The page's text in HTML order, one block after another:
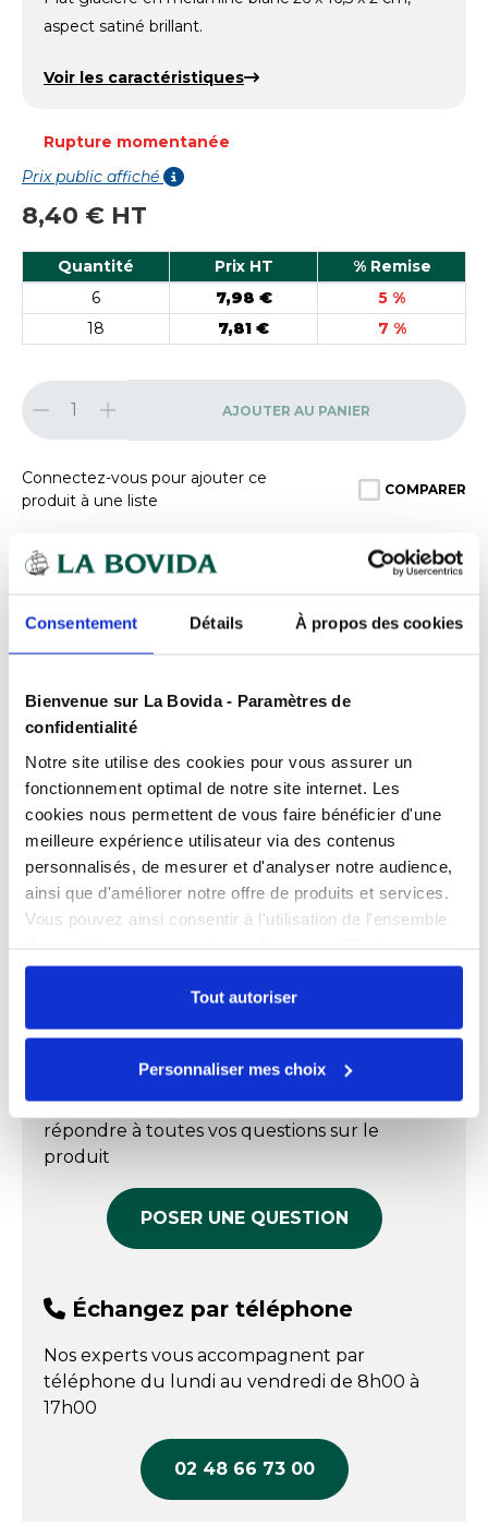
Consentement Détails À propos des cookies
Bienvenue sur La Bovida - Paramètres de
confidentialité
Notre site utilise des cookies pour vous assurer un
fonctionnement optimal de notre site internet. Les
cookies nous permettent de vous faire bénéficier d'une
meilleure expérience utilisateur via des contenus
personnalisés, de mesurer et d'analyser notre audience,
ainsi que d'améliorer notre offre de produits et services.
Vous pouvez ainsi consentir à l'utilisation de l'ensemble
autoriser". Cependant, si vous ne souhaitez autoriser que
certains types de cookies, veuillez cliquer sur
"Personnaliser mes choix".
Tout autoriser
Personnaliser mes choix
aspect satiné brillant.
Voir les caractéristiques
Rupture momentanée
Prix public affiché
8,40 € HT
Quantité Prix HT
% Remise
6
7,98 €
5 %
18
7,81 € 7 %
AJOUTER AU PANIER
Connectez-vous pour ajouter ce
produit à une liste
COMPARER
Expéditionrapide
Présentation
Composée de cellulose et de matières synthétiques,
la mélamine est une matière totalement
sécurisante pour le contact alimentaire.
Disponible dans différents formats permettant de
nombreuses possibilités de présentation.
Contact alimentaire.
Fabrication française.
La vaisselle et les plats en mélamine présentent un
traditionnel et avec le four micro-ondes.
Caractéristiques
Contact alimentaire oui
Hauteur 2 cm
16.5 cm
Longueur 26 cm
Matière
Température maxi +80 °C
Température mini
Documents téléchargeables
FPP_0100151408.PDF
Échangez par écrit
Nos experts sont disponibles par écrit pour
répondre à toutes vos questions sur le
produit
POSER UNE QUESTION
Échangez par téléphone
Nos experts vous accompagnent par
téléphone du lundi au vendredi de 8h00 à
17h00
02 48 66 73 00